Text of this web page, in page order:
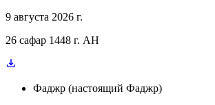
9 августа 2026 г.
26 сафар 1448 г. AH
Фаджр (настоящий Фаджр)